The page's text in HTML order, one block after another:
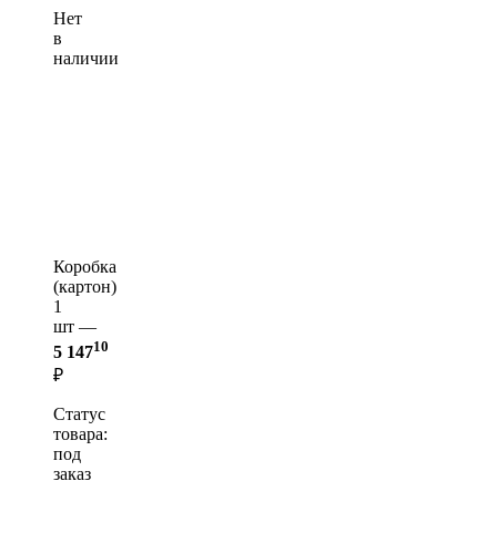
Нет
в
наличии
Коробка
(картон)
1
шт —
5 14710
₽
Статус
товара:
под
заказ